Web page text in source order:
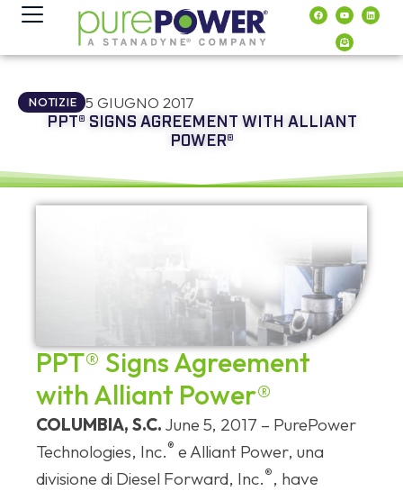
contenuto
NOTIZIE 5 GIUGNO 2017
PPT® SIGNS AGREEMENT WITH ALLIANT
POWER®
PPT® Signs Agreement
with Alliant Power®
COLUMBIA, S.C. June 5, 2017 – PurePower
Technologies, Inc.® e Alliant Power, una
divisione di Diesel Forward, Inc.®, have